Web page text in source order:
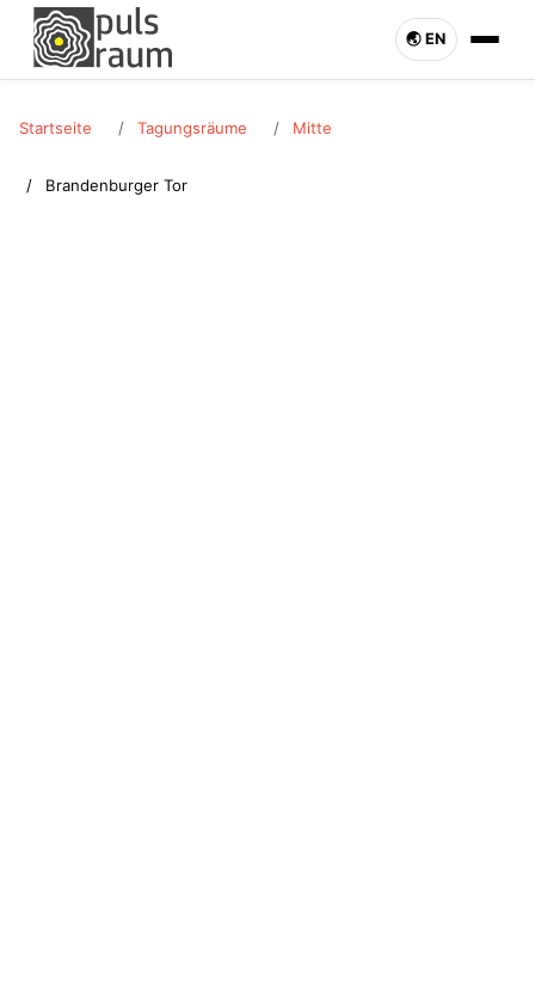
🌏︎ EN
Startseite Tagungsräume Mitte
Brandenburger Tor